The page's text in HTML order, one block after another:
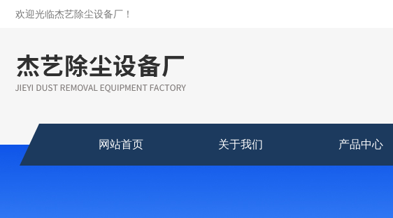
欢迎光临杰艺除尘设备厂！
网站首页 关于我们 产品中心